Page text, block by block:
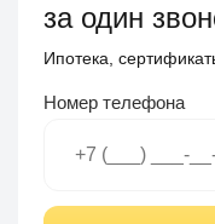
за один
Ипотека,
Номер телефона